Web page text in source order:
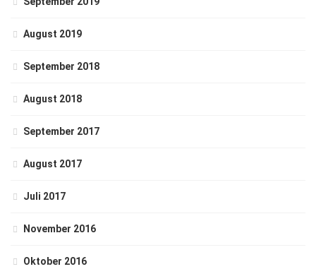
August 2019
September 2018
August 2018
September 2017
August 2017
Juli 2017
November 2016
Oktober 2016